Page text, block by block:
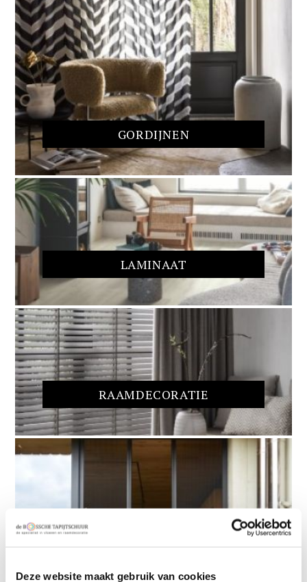
Deze website maakt gebruik van cookies
GORDIJNEN
LAMINAAT
RAAMDECORATIE